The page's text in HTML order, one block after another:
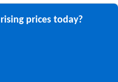
prices today?